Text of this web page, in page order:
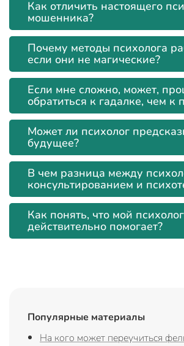
Как отличить настоящего
мошенника?
Почему методы психолога
если они не магические?
Если мне сложно, может,
обратиться к гадалке, чем к
Может ли психолог
будущее?
В чем разница между
консультированием и
Как понять, что мой
действительно помогает?
Популярные материалы
На кого может переучиться